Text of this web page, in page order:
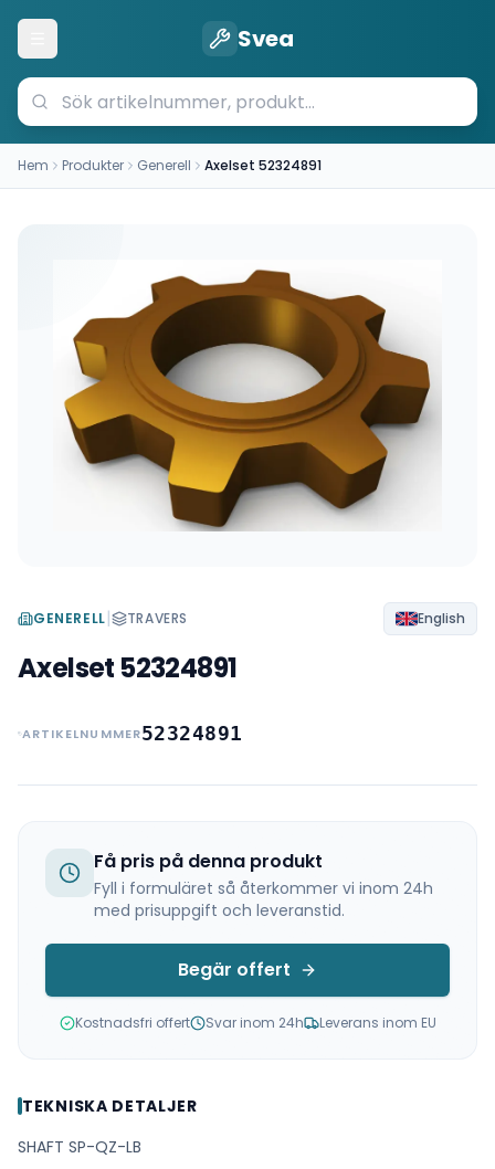
Öppna meny Svea
Hem Produkter Generell Axelset 52324891
GENERELL| TRAVERS English
Axelset 52324891
ARTIKELNUMMER52324891
Få pris på denna produkt
Fyll i formuläret så återkommer vi inom 24h
med prisuppgift och leveranstid.
Begär offert
Kostnadsfri offert Svar inom 24h Leverans inom EU
TEKNISKA DETALJER
SHAFT SP-QZ-LB